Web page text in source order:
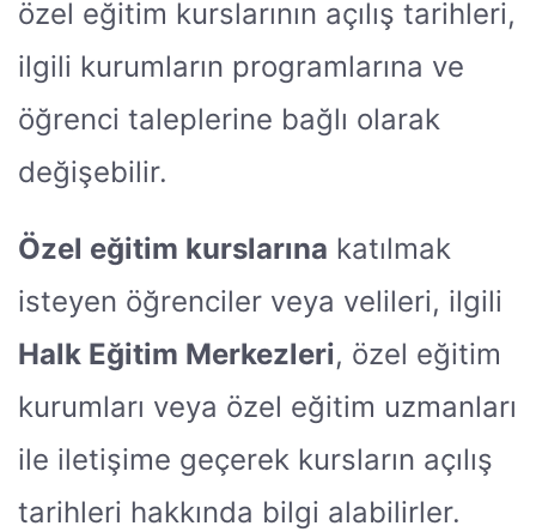
özel eğitim kurslarının açılış tarihleri,
ilgili kurumların programlarına ve
öğrenci taleplerine bağlı olarak
değişebilir.
Özel eğitim kurslarına katılmak
isteyen öğrenciler veya velileri, ilgili
Halk Eğitim Merkezleri, özel eğitim
kurumları veya özel eğitim uzmanları
ile iletişime geçerek kursların açılış
tarihleri hakkında bilgi alabilirler.